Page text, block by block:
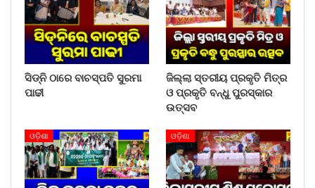
ସିଡ୍‌ନି ଠାରେ ବାଚସ୍ପତି ସୁରମା
ପାଢୀ
ଜିଲ୍ଲା ସ୍ତରୀୟ ପ୍ରକୃତି ମିତ୍ର
ଓ ପ୍ରକୃତି ବନ୍ଧୁ ପୁରସ୍କାର
ଉତ୍ସବ
ଓଡ଼ିଶା ଓଡ଼ିଶା